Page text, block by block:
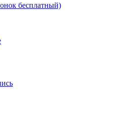
бесплатный)